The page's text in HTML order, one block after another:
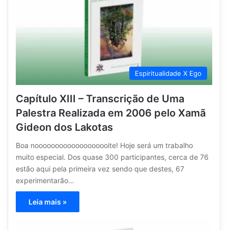
Espiritualidade X Ego
Capítulo XIII – Transcrição de Uma
Palestra Realizada em 2006 pelo Xamã
Gideon dos Lakotas
Boa nooooooooooooooooooite! Hoje será um trabalho
muito especial. Dos quase 300 participantes, cerca de 76
estão aqui pela primeira vez sendo que destes, 67
experimentarão…
Leia mais »